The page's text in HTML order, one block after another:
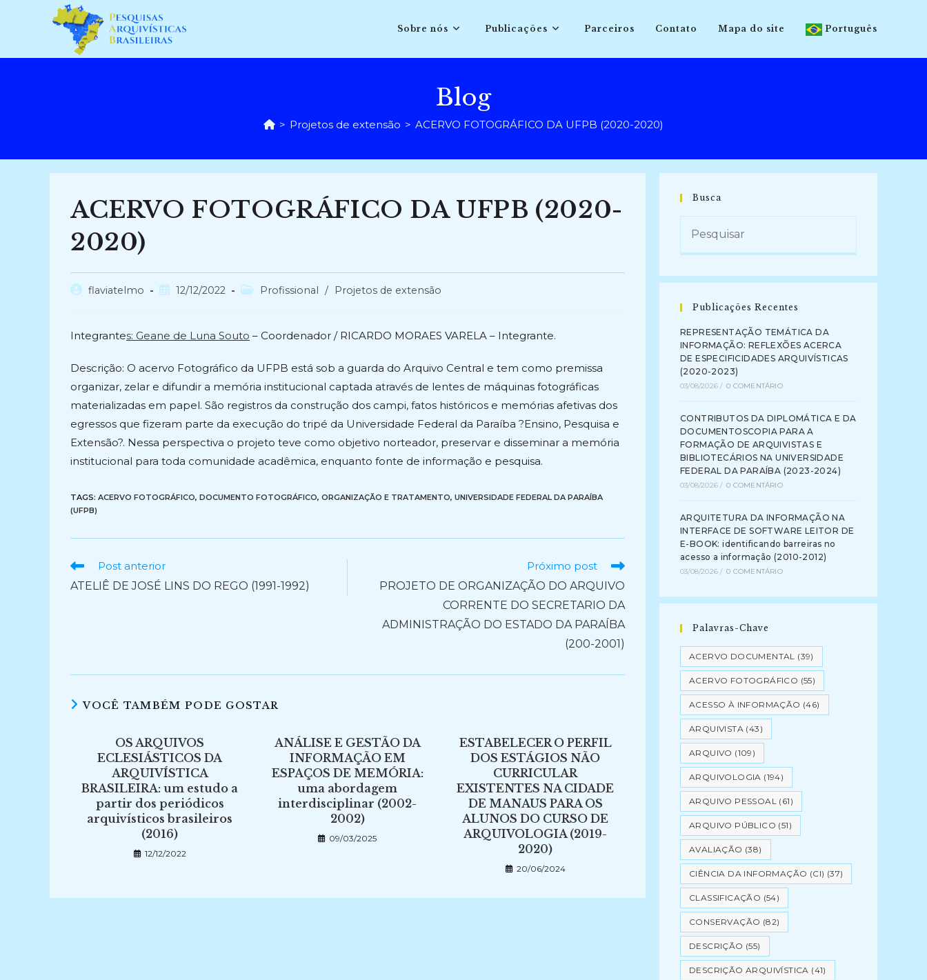
conteúdo
Sobre nós Publicações Parceiros Contato Mapa do site Português
Blog
> Projetos de extensão > ACERVO FOTOGRÁFICO DA UFPB (2020-2020)
ACERVO FOTOGRÁFICO DA UFPB (2020-
2020)
Autorflaviatelmo
Post12/12/2022
Categoria
Profissional / Projetos de extensão
Integrantes: Geane de Luna Souto – Coordenador / RICARDO MORAES VARELA – Integrante.
Descrição: O acervo Fotográfico da UFPB está sob a guarda do Arquivo Central e tem como premissa
organizar, zelar e difundir a memória institucional captada através de lentes de máquinas fotográficas
materializadas em papel. São registros da construção dos campi, fatos históricos e memórias afetivas dos
egressos que fizeram parte da execução do tripé da Universidade Federal da Paraíba ?Ensino, Pesquisa e
Extensão?. Nessa perspectiva o projeto teve como objetivo norteador, preservar e disseminar a memória
institucional para toda comunidade acadêmica, enquanto fonte de informação e pesquisa.
TAGS: ACERVO FOTOGRÁFICO, DOCUMENTO FOTOGRÁFICO, ORGANIZAÇÃO E TRATAMENTO, UNIVERSIDADE FEDERAL DA PARAÍBA
(UFPB)
Ler
artigos
Post anterior
ATELIÊ DE JOSÉ LINS DO REGO (1991-1992)
Próximo post
PROJETO DE ORGANIZAÇÃO DO ARQUIVO
CORRENTE DO SECRETARIO DA
ADMINISTRAÇÃO DO ESTADO DA PARAÍBA
(200-2001)
VOCÊ TAMBÉM PODE GOSTAR
OS ARQUIVOS
ECLESIÁSTICOS DA
ARQUIVÍSTICA
BRASILEIRA: um estudo a
partir dos periódicos
arquivísticos brasileiros
(2016)
12/12/2022
ANÁLISE E GESTÃO DA
INFORMAÇÃO EM
ESPAÇOS DE MEMÓRIA:
uma abordagem
interdisciplinar (2002-
2002)
09/03/2025
ESTABELECER O PERFIL
DOS ESTÁGIOS NÃO
CURRICULAR
EXISTENTES NA CIDADE
DE MANAUS PARA OS
ALUNOS DO CURSO DE
ARQUIVOLOGIA (2019-
2020)
20/06/2024
Busca
Publicações Recentes
REPRESENTAÇÃO TEMÁTICA DA
INFORMAÇÃO: REFLEXÕES ACERCA
DE ESPECIFICIDADES ARQUIVÍSTICAS
(2020-2023)
03/08/2026 / 0 COMENTÁRIO
CONTRIBUTOS DA DIPLOMÁTICA E DA
DOCUMENTOSCOPIA PARA A
FORMAÇÃO DE ARQUIVISTAS E
BIBLIOTECÁRIOS NA UNIVERSIDADE
FEDERAL DA PARAÍBA (2023-2024)
03/08/2026 / 0 COMENTÁRIO
ARQUITETURA DA INFORMAÇÃO NA
INTERFACE DE SOFTWARE LEITOR DE
E-BOOK: identificando barreiras no
acesso a informação (2010-2012)
03/08/2026 / 0 COMENTÁRIO
Palavras-Chave
ACERVO DOCUMENTAL (39)
ACERVO FOTOGRÁFICO (55)
ACESSO À INFORMAÇÃO (46)
ARQUIVISTA (43)
ARQUIVO (109)
ARQUIVOLOGIA (194)
ARQUIVO PESSOAL (61)
ARQUIVO PÚBLICO (51)
AVALIAÇÃO (38)
CIÊNCIA DA INFORMAÇÃO (CI) (37)
CLASSIFICAÇÃO (54)
CONSERVAÇÃO (82)
DESCRIÇÃO (55)
DESCRIÇÃO ARQUIVÍSTICA (41)